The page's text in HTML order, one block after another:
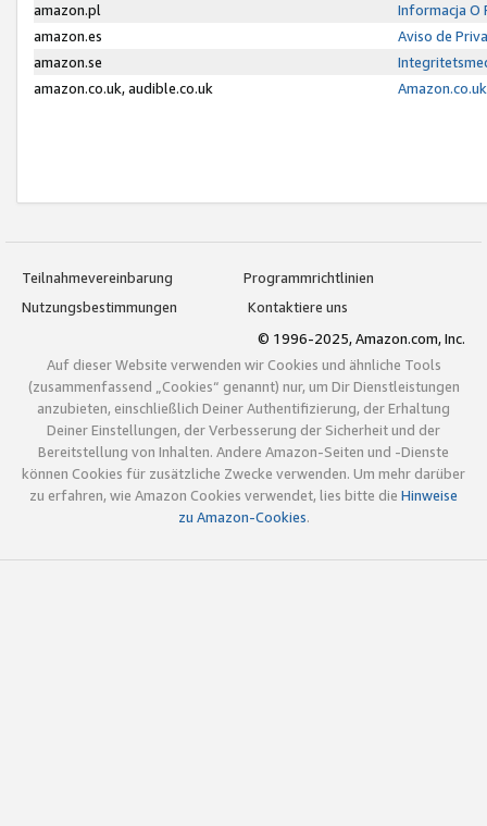
amazon.pl
Informacja O
amazon.es
Aviso de
amazon.se
amazon.co.uk, audible.co.uk
Teilnahmevereinbarung
Programmrichtlinien
Nutzungsbestimmungen
Kontaktiere uns
© 1996-2025, Amazon.com, Inc.
Auf dieser Website verwenden wir Cookies und ähnliche Tools
(zusammenfassend „Cookies“ genannt) nur, um Dir Dienstleistungen
anzubieten, einschließlich Deiner Authentifizierung, der Erhaltung
Deiner Einstellungen, der Verbesserung der Sicherheit und der
Bereitstellung von Inhalten. Andere Amazon-Seiten und -Dienste
können Cookies für zusätzliche Zwecke verwenden. Um mehr darüber
zu erfahren, wie Amazon Cookies verwendet, lies bitte die Hinweise
zu Amazon-Cookies.